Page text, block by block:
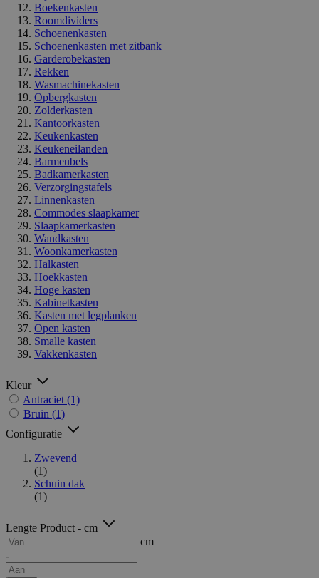
Boekenkasten
Roomdividers
Schoenenkasten
Schoenenkasten met zitbank
Garderobekasten
Rekken
Wasmachinekasten
Opbergkasten
Zolderkasten
Kantoorkasten
Keukenkasten
Keukeneilanden
Barmeubels
Badkamerkasten
Verzorgingstafels
Linnenkasten
Commodes slaapkamer
Slaapkamerkasten
Wandkasten
Woonkamerkasten
Halkasten
Hoekkasten
Hoge kasten
Kabinetkasten
Kasten met legplanken
Open kasten
Smalle kasten
Vakkenkasten
Kleur
Antraciet (1)
Bruin (1)
Configuratie
Zwevend
(1)
Schuin dak
(1)
Lengte Product - cm
cm
-